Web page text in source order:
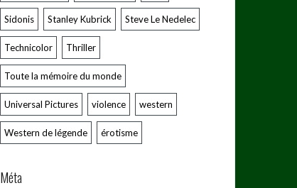
Sidonis Stanley Kubrick Steve Le Nedelec
Technicolor Thriller
Toute la mémoire du monde
Universal Pictures violence western
Western de légende érotisme
Méta